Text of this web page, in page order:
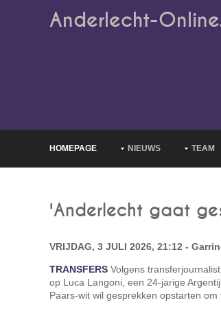
Anderlecht-
HOMEPAGE NIEUWS TEAM
'Anderlecht gaat
VRIJDAG, 3 JULI 2026, 21:12 -
TRANSFERS Volgens
op Luca Langoni, een 24-jarige
Paars-wit wil gesprekken opstarten